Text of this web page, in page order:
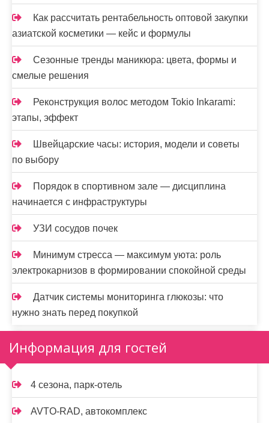
Как рассчитать рентабельность оптовой закупки
азиатской косметики — кейс и формулы
Сезонные тренды маникюра: цвета, формы и
смелые решения
Реконструкция волос методом Tokio Inkarami:
этапы, эффект
Швейцарские часы: история, модели и советы
по выбору
Порядок в спортивном зале — дисциплина
начинается с инфраструктуры
УЗИ сосудов почек
Минимум стресса — максимум уюта: роль
электрокарнизов в формировании спокойной среды
Датчик системы мониторинга глюкозы: что
нужно знать перед покупкой
Информация для гостей
4 сезона, парк-отель
AVTO-RAD, автокомплекс